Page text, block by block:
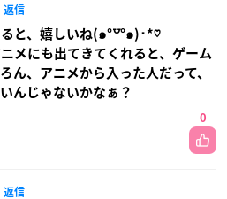
返信
と、嬉しいね(๑°꒵°๑)･*♡
メにも出てきてくれると、ゲーム
ん、アニメから入った人だって、
んじゃないかなぁ？
0
返信